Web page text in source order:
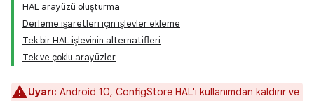
HAL arayüzü oluşturma
Derleme işaretleri için işlevler ekleme
Tek bir HAL işlevinin alternatifleri
Tek ve çoklu arayüzler
Uyarı: Android 10, ConfigStore HAL'ı kullanımdan kaldırır ve